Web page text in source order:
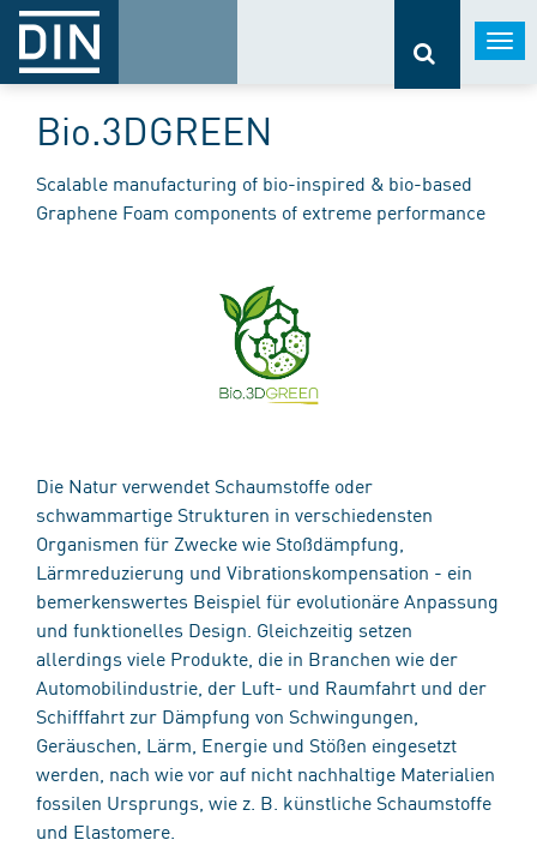
Bio.3DGREEN
Scalable manufacturing of bio-inspired & bio-based
Graphene Foam components of extreme performance
Die Natur verwendet Schaumstoffe oder
schwammartige Strukturen in verschiedensten
Organismen für Zwecke wie Stoßdämpfung,
Lärmreduzierung und Vibrationskompensation - ein
bemerkenswertes Beispiel für evolutionäre Anpassung
und funktionelles Design. Gleichzeitig setzen
allerdings viele Produkte, die in Branchen wie der
Automobilindustrie, der Luft- und Raumfahrt und der
Schifffahrt zur Dämpfung von Schwingungen,
Geräuschen, Lärm, Energie und Stößen eingesetzt
werden, nach wie vor auf nicht nachhaltige Materialien
fossilen Ursprungs, wie z. B. künstliche Schaumstoffe
und Elastomere.